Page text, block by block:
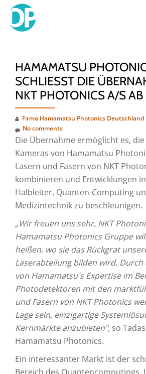
Skip
HAMAMATSU
SCHLIESST DIE
KT PHOTONICS A/S AB
Firma Hamamatsu Photonics Deutschland
No comments
Die Übernahme ermöglicht es,
Kameras von Hamamatsu
Lasern und Fasern von NKT
kombinieren und Entwicklungen
Halbleiter, Quanten-Computing
Medizintechnik zu beschleunigen.
„Wir freuen uns sehr, NKT
Hamamatsu Photonics Gruppe
heißen, wo sie das Rückgrat
Laserabteilung bilden wird.
von Hamamatsu´s Expertise im
Photodetektoren mit den
und Fasern von NKT Photonics
Lage sein, einzigartige
Kernmärkte anzubieten", so
Hamamatsu Photonics.
Ein interessanter Markt ist der